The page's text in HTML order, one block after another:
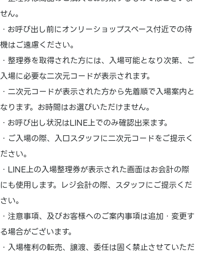
せん。
・お呼び出し前にオンリーショップスペース付近での待
機はご遠慮ください。
・整理券を取得された方には、入場可能となり次第、ご
入場に必要な二次元コードが表示されます。
・二次元コードが表示された方から先着順で入場案内と
なります。お時間はお選びいただけません。
・お呼び出し状況はLINE上でのみ確認出来ます。
・ご入場の際、入口スタッフに二次元コードをご提示く
ださい。
・LINE上の入場整理券が表示された画面はお会計の際
にも使用します。レジ会計の際、スタッフにご提示くだ
さい。
・注意事項、及びお客様へのご案内事項は追加・変更す
る場合がございます。
・入場権利の転売、譲渡、委任は固く禁止させていただ